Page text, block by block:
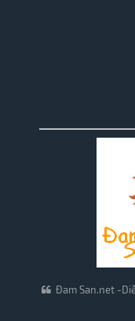
Đam San.net -